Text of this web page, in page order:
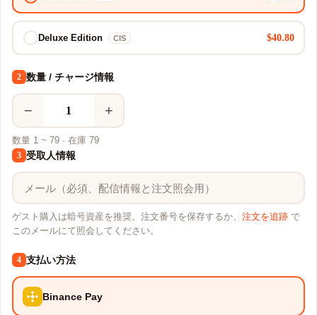
Deluxe Edition CIS $40.80
2 数量 / チャージ情報
− +
数量 1 ~ 79 · 在庫 79
3 受取人情報
ゲスト購入は暗号資産を推奨。注文番号を保存するか、 注文を追跡 で
このメールにて照会してください。
4 支払い方法
Binance Pay